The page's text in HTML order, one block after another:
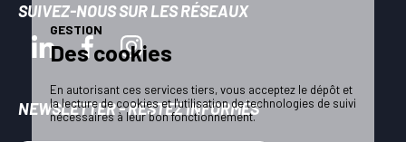
SUIVEZ-NOUS SUR LES RÉSEAUX
NEWSLETTER - RESTEZ INFORMÉS
GESTION
Des cookies
En autorisant ces services tiers, vous acceptez le dépôt et
la lecture de cookies et l'utilisation de technologies de suivi
nécessaires à leur bon fonctionnement.